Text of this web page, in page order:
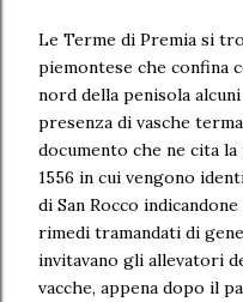
Le Terme di Premia si
piemontese che confina
nord della penisola
presenza di vasche
documento che ne cita
1556 in cui vengono
di San Rocco
rimedi tramandati di
invitavano gli allevatori
vacche, appena dopo il